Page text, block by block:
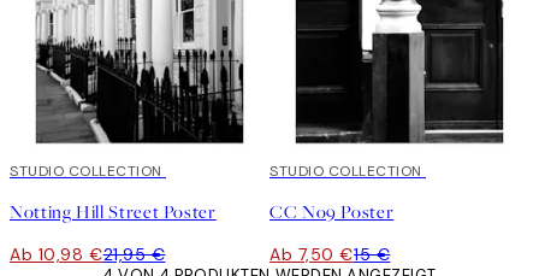
50%*
STUDIO COLLECTION
Notting Hill Street Poster
Ab 10,98 €21,95 €
50%*
STUDIO COLLECTION
CC No9 Poster
Ab 7,50 €15 €